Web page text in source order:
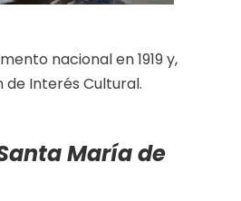
nacional en 1919 y,
Interés Cultural.
María de